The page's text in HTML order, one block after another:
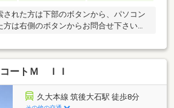
された方は下部のボタンから、パソコン
方は右側のボタンからお問合せ下さい
ートＭ ＩＩ
久大本線 筑後大石駅 徒歩8分